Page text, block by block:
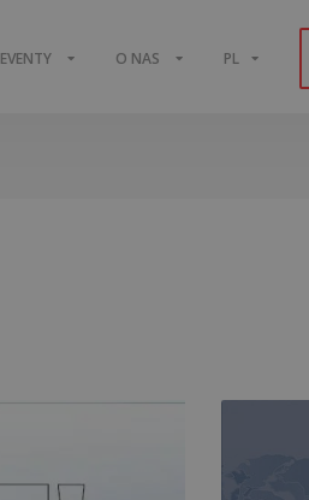
EVENTY O NAS PL